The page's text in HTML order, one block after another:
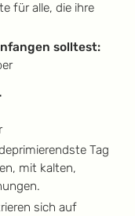
für alle, die ihre
solltest:
Tag
mit kalten,
sich auf